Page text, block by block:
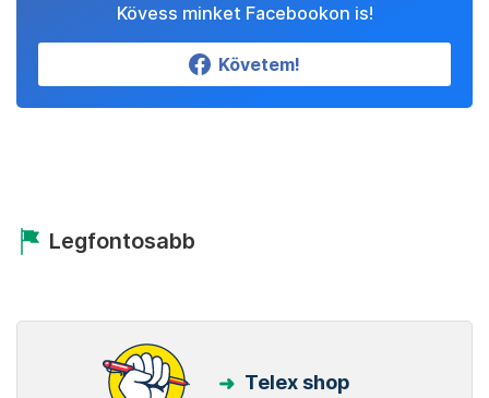
Kövess minket Facebookon is!
Követem!
Legfontosabb
Telex shop